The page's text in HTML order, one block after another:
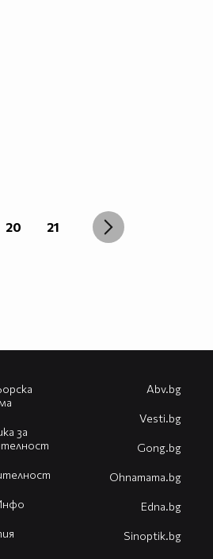
20 21
за
Abv.bg
Vesti.bg
Gong.bg
Оhnamama.bg
Edna.bg
Sinoptik.bg